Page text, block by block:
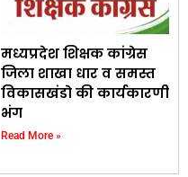
मध्यप्रदेश शिक्षक कांग्रेस
जिला शाखा धार व समस्त
विकासखंडो की कार्यकारणी
भंग
Read More »